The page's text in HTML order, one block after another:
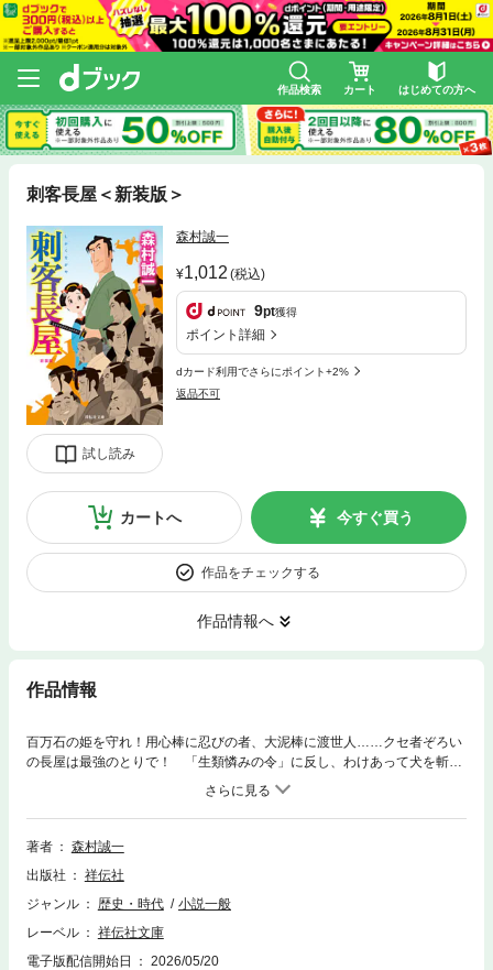
作品検索 カート はじめての方へ
刺客長屋＜新装版＞
試し読み
森村誠一
1,012 (税込)
9pt獲得
ポイント詳細
dカード利用でさらにポイント+2%
返品不可
カートへ 今すぐ買う
作品をチェックする
作品情報へ
作品情報
百万石の姫を守れ！用心棒に忍びの者、大泥棒に渡世人……クセ者ぞろい
の長屋は最強のとりで！ 「生類憐みの令」に反し、わけあって犬を斬っ
てしまった浪人・風影鋭一郎が逃げ込んだのは、用心棒の朽木刑部ら曲者
たちが住む刺客長屋だった。そこには永田藩百万石の笛姫がいた。この姫
を守る刑部らに、藩横奪を図る勢力、幕閣を後ろ盾にする豪商らが襲いか
かった！ 最強の砦として立ちはだかる長屋！ 三つ巴の激闘の行く末
著者
森村誠一
出版社
祥伝社
ジャンル
歴史・時代
小説一般
レーベル
祥伝社文庫
電子版配信開始日
2026/05/20